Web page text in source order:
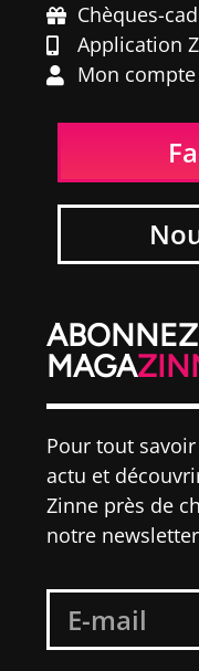
Chèques-
Application
Mon
MAGA
Pour tout
actu et
Zinne près de
notre